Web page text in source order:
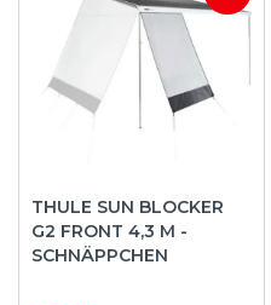
THULE SUN BLOCKER
G2 FRONT 4,3 M -
SCHNÄPPCHEN